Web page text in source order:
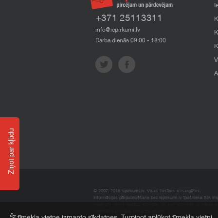
+371 25113311
info@iepirkumi.lv
Darba dienās 09:00 - 18:00
© 2007–2018 Iepirkumi.lv. Visas tiesības aizsargātas.
Informācijas pārpublicēšana bez iepirkumi.lv īpašnieka SIA
Ziņot par kļūdu